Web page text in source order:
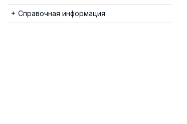
Справочная информация